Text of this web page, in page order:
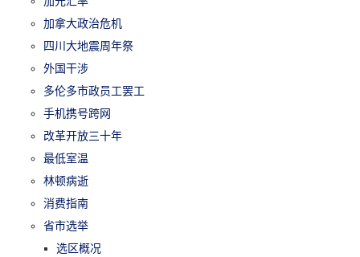
加拿大政治危机
四川大地震周年祭
外国干涉
多伦多市政员工罢工
手机携号跨网
改革开放三十年
最低室温
林顿病逝
消费指南
省市选举
选区概况